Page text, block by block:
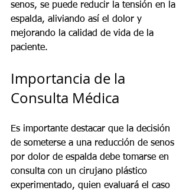
senos, se puede reducir la tensión en la
espalda, aliviando así el dolor y
mejorando la calidad de vida de la
paciente.
Importancia de la
Consulta Médica
Es importante destacar que la decisión
de someterse a una reducción de senos
por dolor de espalda debe tomarse en
consulta con un cirujano plástico
experimentado, quien evaluará el caso